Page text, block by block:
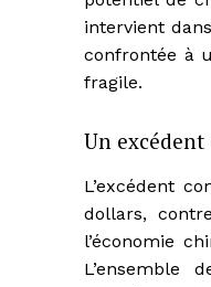
intervient
confrontée à
fragile.
Un
L’excédent
dollars,
l’économie
L’ensemble